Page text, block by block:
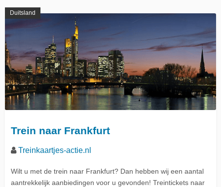
Duitsland
Trein naar Frankfurt
Treinkaartjes-actie.nl
Wilt u met de trein naar Frankfurt? Dan hebben wij een aantal
aantrekkelijk aanbiedingen voor u gevonden! Treintickets naar